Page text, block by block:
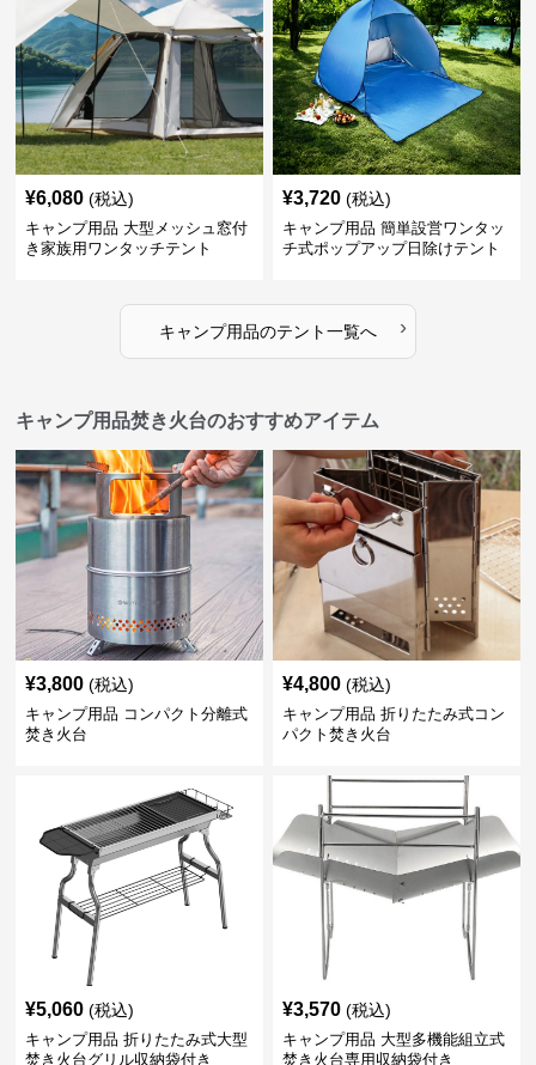
¥6,080 (税込)
キャンプ用品 大型メッシュ窓付
き家族用ワンタッチテント
¥3,720 (税込)
キャンプ用品 簡単設営ワンタッ
チ式ポップアップ日除けテント
キャンプ用品のテント一覧へ ›
キャンプ用品焚き火台のおすすめアイテム
¥3,800 (税込)
キャンプ用品 コンパクト分離式
焚き火台
¥4,800 (税込)
キャンプ用品 折りたたみ式コン
パクト焚き火台
¥5,060 (税込)
キャンプ用品 折りたたみ式大型
焚き火台グリル収納袋付き
¥3,570 (税込)
キャンプ用品 大型多機能組立式
焚き火台専用収納袋付き